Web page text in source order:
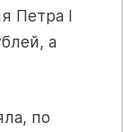
Петра I
а
по